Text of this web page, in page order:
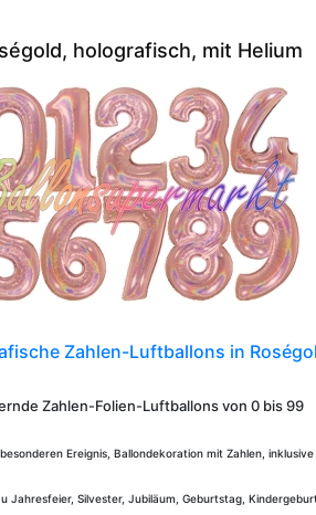
holografisch, mit Helium
Zahlen-Luftballons in
Zahlen-Folien-Luftballons von 0 bis 99
Ereignis, Ballondekoration mit Zahlen, inklusive
Jahresfeier, Silvester, Jubiläum, Geburtstag,